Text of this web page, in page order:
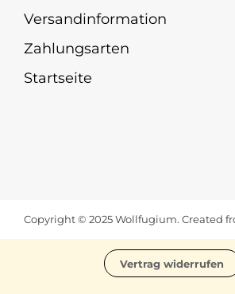
Versandinformation
Zahlungsarten
Startseite
Copyright © 2025 Wollfugium. Created
Vertrag widerrufen